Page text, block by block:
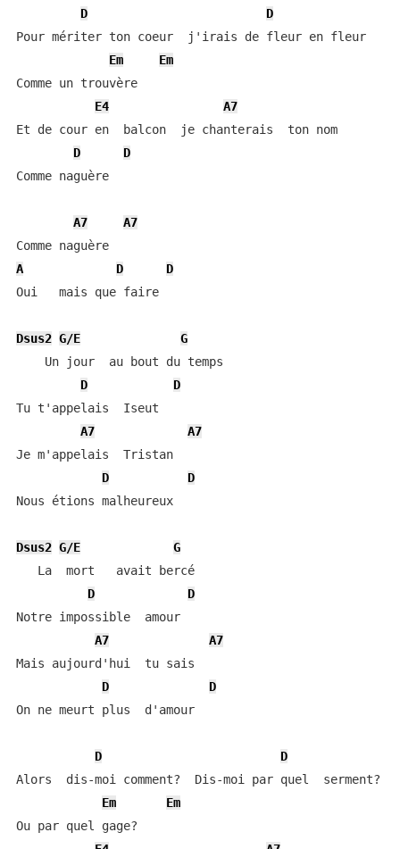
D
D
Pour mériter ton coeur  j'irais de fleur en fleur
Em
Em
Comme un trouvère
E4
A7
Et de cour en  balcon  je chanterais  ton nom
D
D
Comme naguère
A7
A7
Comme naguère
A
D
D
Oui   mais que faire
Dsus2 G/E
G
    Un jour  au bout du temps
D
D
Tu t'appelais  Iseut
A7
A7
Je m'appelais  Tristan
D
D
Nous étions malheureux
Dsus2 G/E
G
   La  mort   avait bercé
D
D
Notre impossible  amour
A7
A7
Mais aujourd'hui  tu sais
D
D
On ne meurt plus  d'amour
D
D
Alors  dis-moi comment?  Dis-moi par quel  serment?
Em
Em
Ou par quel gage?